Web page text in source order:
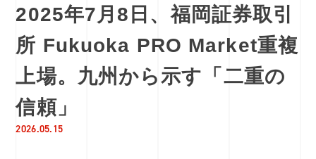
2025年7月8日、福岡証券取引
所 Fukuoka PRO Market重複
上場。九州から示す「二重の
信頼」
2026.05.15